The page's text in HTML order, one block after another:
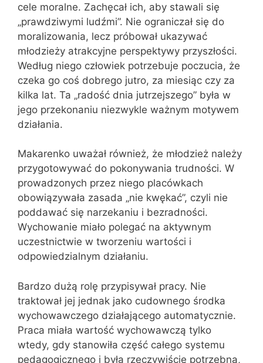
cele moralne. Zachęcał ich, aby stawali się
„prawdziwymi ludźmi”. Nie ograniczał się do
moralizowania, lecz próbował ukazywać
młodzieży atrakcyjne perspektywy przyszłości.
Według niego człowiek potrzebuje poczucia, że
czeka go coś dobrego jutro, za miesiąc czy za
kilka lat. Ta „radość dnia jutrzejszego” była w
jego przekonaniu niezwykle ważnym motywem
działania.
Makarenko uważał również, że młodzież należy
przygotowywać do pokonywania trudności. W
prowadzonych przez niego placówkach
obowiązywała zasada „nie kwękać”, czyli nie
poddawać się narzekaniu i bezradności.
Wychowanie miało polegać na aktywnym
uczestnictwie w tworzeniu wartości i
odpowiedzialnym działaniu.
Bardzo dużą rolę przypisywał pracy. Nie
traktował jej jednak jako cudownego środka
wychowawczego działającego automatycznie.
Praca miała wartość wychowawczą tylko
wtedy, gdy stanowiła część całego systemu
pedagogicznego i była rzeczywiście potrzebna,